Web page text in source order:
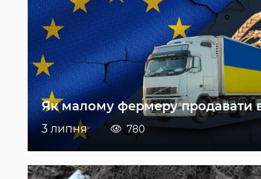
Як малому фермеру продавати
3 липня 780